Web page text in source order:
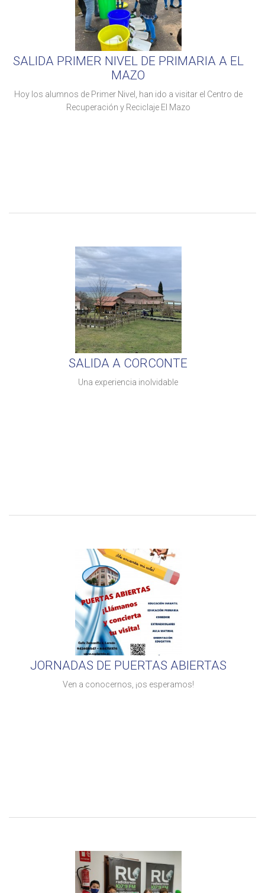
SALIDA PRIMER NIVEL DE PRIMARIA A EL
MAZO
Hoy los alumnos de Primer Nivel, han ido a visitar el Centro de
Recuperación y Reciclaje El Mazo
SALIDA A CORCONTE
Una experiencia inolvidable
JORNADAS DE PUERTAS ABIERTAS
Ven a conocernos, ¡os esperamos!